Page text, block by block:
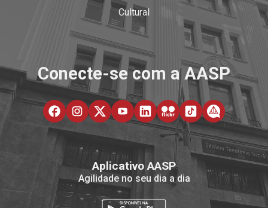
Cultural
Conecte-se com a AASP
Aplicativo AASP
Agilidade no seu dia a dia